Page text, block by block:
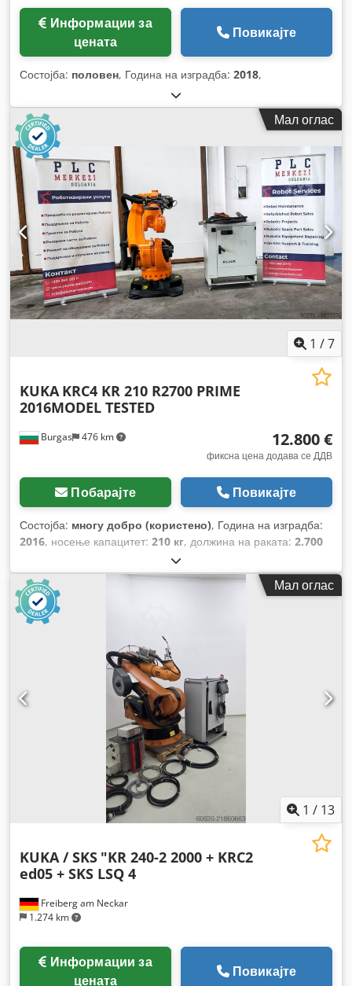
цената
Повикајте
Состојба: половен, Година на изградба: 2018,
Мал оглас
1 /7
Burgas 476 km
KUKA KRC4 KR 210 R2700 PRIME
2016MODEL TESTED
12.800 €
фиксна цена додава се ДДВ
Побарајте Повикајте
Состојба: многу добро (користено), Година на изградба:
2016, носење капацитет: 210 кг, должина на раката: 2.700
, произведувач на контролери:
контролер:KRC4,
Мал оглас
1 / 13
Freiberg am Neckar
1.274 km
KUKA / SKS "KR 240-2 2000 + KRC2
ed05 + SKS LSQ 4
цената
Повикајте